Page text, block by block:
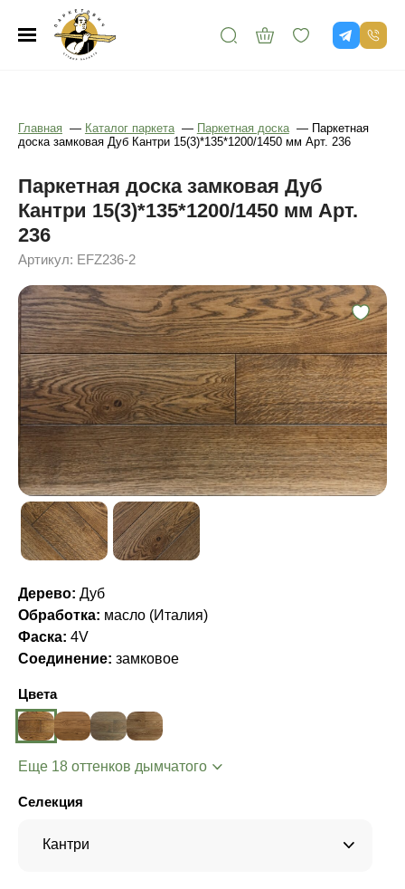
Главная — Каталог паркета — Паркетная доска — Паркетная
доска замковая Дуб Кантри 15(3)*135*1200/1450 мм Арт. 236
Паркетная доска замковая Дуб
Кантри 15(3)*135*1200/1450 мм Арт.
236
Артикул: EFZ236-2
Дерево: Дуб
Обработка: масло (Италия)
Фаска: 4V
Соединение: замковое
Цвета
Еще 18 оттенков дымчатого
Селекция
Кантри